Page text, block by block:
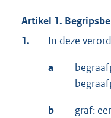
Artikel 1.
1.
In deze
a
b graf: